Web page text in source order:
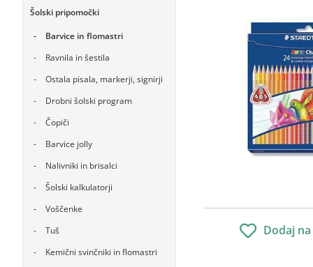
Šolski pripomočki
Barvice in flomastri
Ravnila in šestila
Ostala pisala, markerji, signirji
Drobni šolski program
Čopiči
Barvice jolly
Nalivniki in brisalci
Šolski kalkulatorji
Voščenke
Tuš
Kemični svinčniki in flomastri
Dodaj